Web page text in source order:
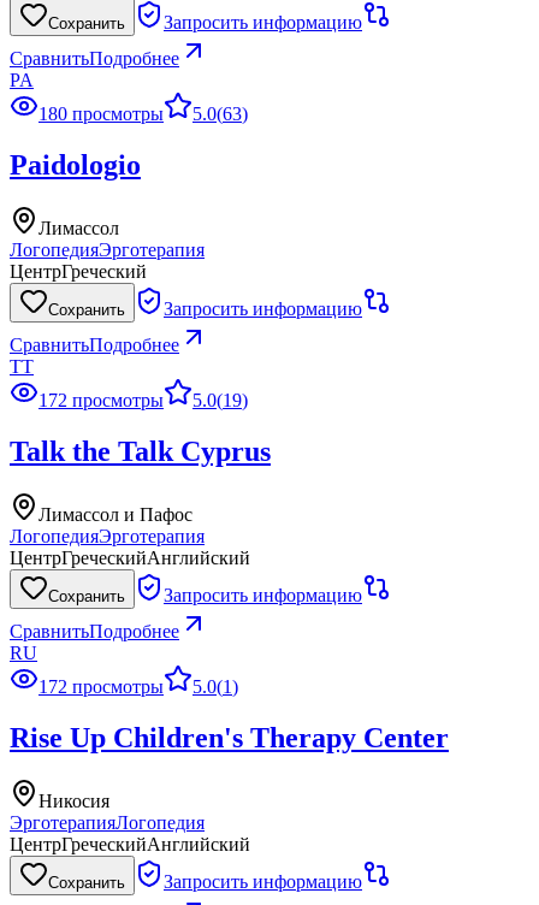
Сохранить
Запросить информацию
СравнитьПодробнее
PA
180 просмотры
5.0(63)
Paidologio
Лимассол
ЛогопедияЭрготерапия
ЦентрГреческий
Сохранить
Запросить информацию
СравнитьПодробнее
TT
172 просмотры
5.0(19)
Talk the Talk Cyprus
Лимассол и Пафос
ЛогопедияЭрготерапия
ЦентрГреческийАнглийский
Сохранить
Запросить информацию
СравнитьПодробнее
RU
172 просмотры
5.0(1)
Rise Up Children's Therapy Center
Никосия
ЭрготерапияЛогопедия
ЦентрГреческийАнглийский
Сохранить
Запросить информацию